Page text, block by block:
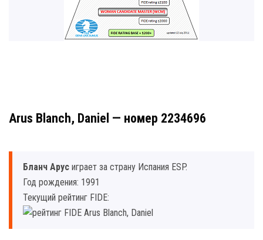
Arus Blanch, Daniel — номер 2234696
Бланч Арус играет за страну Испания ESP.
Год рождения: 1991
Текущий рейтинг FIDE: